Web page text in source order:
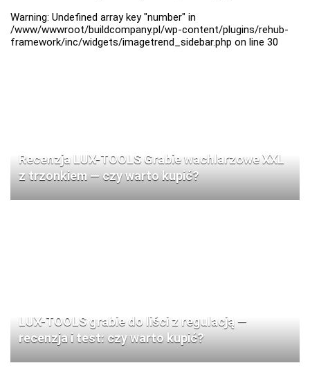
Warning: Undefined array key "number" in
/www/wwwroot/buildcompany.pl/wp-content/plugins/rehub-
framework/inc/widgets/imagetrend_sidebar.php on line 30
Recenzja LUX-TOOLS Grabie wachlarzowe XXL
z trzonkiem — czy warto kupić?
LUX-TOOLS grabie do liści z regulacją —
recenzja i test: czy warto kupić?